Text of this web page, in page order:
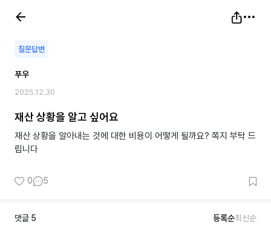
질문답변
푸우
2025.12.30
재산 상황을 알고 싶어요
재산 상황을 알아내는 것에 대한 비용이 어떻게 될까요? 쪽지 부탁 드
립니다
0 5
댓글 5 등록순최신순